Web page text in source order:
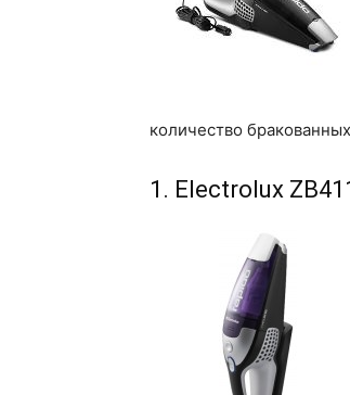
количество
1. Electrolux